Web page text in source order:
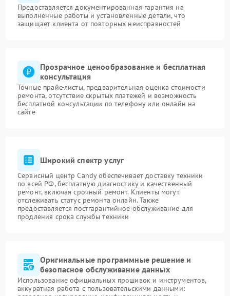
Предоставляется документированная гарантия на
выполненные работы и установленные детали, что
защищает клиента от повторных неисправностей
Прозрачное ценообразование и бесплатная
консультация
Точные прайс-листы, предварительная оценка стоимости
ремонта, отсутствие скрытых платежей и возможность
бесплатной консультации по телефону или онлайн на
сайте
Широкий спектр услуг
Сервисный центр Candy обеспечивает доставку техники
по всей РФ, бесплатную диагностику и качественный
ремонт, включая срочный ремонт. Клиенты могут
отслеживать статус ремонта онлайн. Также
предоставляется постгарантийное обслуживание для
продления срока службы техники
Оригинальные программные решение и
безопасное обслуживание данных
Использование официальных прошивок и инструментов,
аккуратная работа с пользовательскими данными: